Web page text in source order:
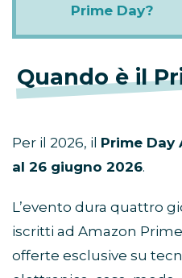
Prime Day?
Quando è il
Per il 2026, il Prime Day
al 26 giugno 2026.
L’evento dura quattro
iscritti ad Amazon
offerte esclusive su